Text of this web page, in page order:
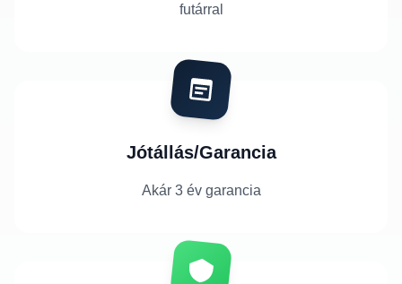
futárral
Jótállás/Garancia
Akár 3 év garancia